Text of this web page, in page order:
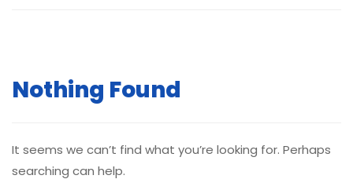
Nothing Found
It seems we can’t find what you’re looking for. Perhaps
searching can help.